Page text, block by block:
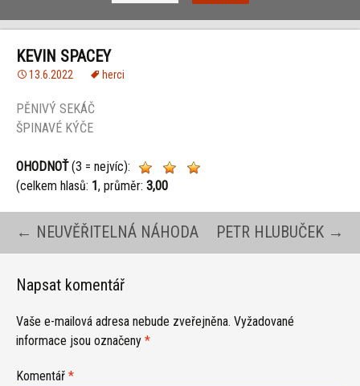
KEVIN SPACEY
13.6.2022 herci
PĚNIVÝ SEKÁČ
ŠPINAVÉ KÝČE
OHODNOŤ(3 = nejvíc):
(celkem hlasů: 1, průměr: 3,00
Navigace
pro
příspěvky
← NEUVĚŘITELNÁ NÁHODA PETR HLUBUČEK →
Napsat komentář
Vaše e-mailová adresa nebude zveřejněna. Vyžadované
informace jsou označeny *
Komentář *